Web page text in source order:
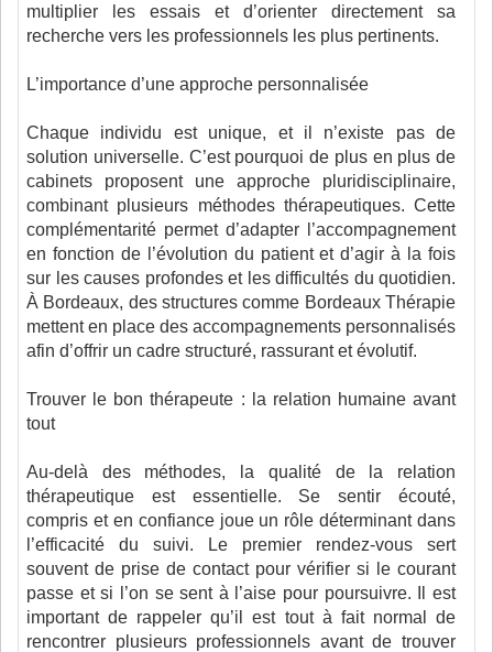
multiplier les essais et d’orienter directement sa
recherche vers les professionnels les plus pertinents.
L’importance d’une approche personnalisée
Chaque individu est unique, et il n’existe pas de
solution universelle. C’est pourquoi de plus en plus de
cabinets proposent une approche pluridisciplinaire,
combinant plusieurs méthodes thérapeutiques. Cette
complémentarité permet d’adapter l’accompagnement
en fonction de l’évolution du patient et d’agir à la fois
sur les causes profondes et les difficultés du quotidien.
À Bordeaux, des structures comme Bordeaux Thérapie
mettent en place des accompagnements personnalisés
afin d’offrir un cadre structuré, rassurant et évolutif.
Trouver le bon thérapeute : la relation humaine avant
tout
Au-delà des méthodes, la qualité de la relation
thérapeutique est essentielle. Se sentir écouté,
compris et en confiance joue un rôle déterminant dans
l’efficacité du suivi. Le premier rendez-vous sert
souvent de prise de contact pour vérifier si le courant
passe et si l’on se sent à l’aise pour poursuivre. Il est
important de rappeler qu’il est tout à fait normal de
rencontrer plusieurs professionnels avant de trouver